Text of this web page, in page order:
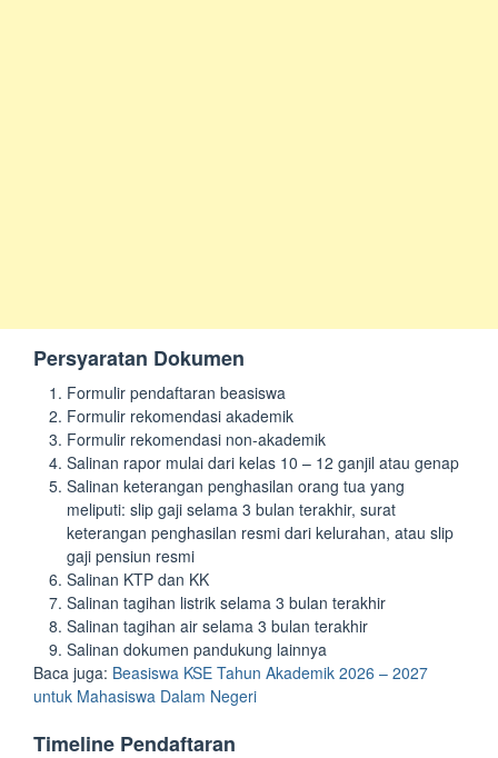
Persyaratan Dokumen
Formulir pendaftaran beasiswa
Formulir rekomendasi akademik
Formulir rekomendasi non-akademik
Salinan rapor mulai dari kelas 10 – 12 ganjil atau genap
Salinan keterangan penghasilan orang tua yang
meliputi: slip gaji selama 3 bulan terakhir, surat
keterangan penghasilan resmi dari kelurahan, atau slip
gaji pensiun resmi
Salinan KTP dan KK
Salinan tagihan listrik selama 3 bulan terakhir
Salinan tagihan air selama 3 bulan terakhir
Salinan dokumen pandukung lainnya
Baca juga: Beasiswa KSE Tahun Akademik 2026 – 2027
untuk Mahasiswa Dalam Negeri
Timeline Pendaftaran